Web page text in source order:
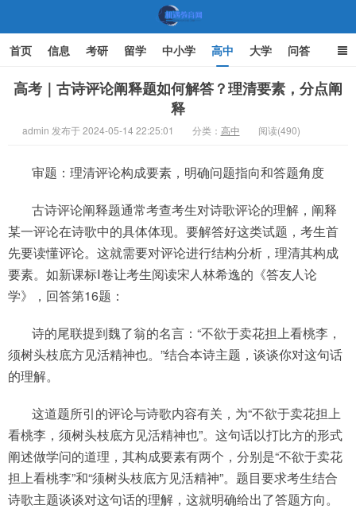
机遇教育网
首页 信息 考研 留学 中小学 高中 大学 问答
文化 家庭教育
高考｜古诗评论阐释题如何解答？理清要素，分点阐
释
admin 发布于 2024-05-14 22:25:01 分类： 高中 阅读(490)
审题：理清评论构成要素，明确问题指向和答题角度
古诗评论阐释题通常考查考生对诗歌评论的理解，阐释
某一评论在诗歌中的具体体现。要解答好这类试题，考生首
先要读懂评论。这就需要对评论进行结构分析，理清其构成
要素。如新课标Ⅰ卷让考生阅读宋人林希逸的《答友人论
学》，回答第16题：
诗的尾联提到魏了翁的名言：“不欲于卖花担上看桃李，
须树头枝底方见活精神也。”结合本诗主题，谈谈你对这句话
的理解。
这道题所引的评论与诗歌内容有关，为“不欲于卖花担上
看桃李，须树头枝底方见活精神也”。这句话以打比方的形式
阐述做学问的道理，其构成要素有两个，分别是“不欲于卖花
担上看桃李”和“须树头枝底方见活精神”。题目要求考生结合
诗歌主题谈谈对这句话的理解，这就明确给出了答题方向。